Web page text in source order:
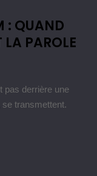
: QUAND
LA PAROLE
pas derrière une
transmettent.